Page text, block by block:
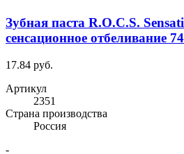
Зубная паста R.O.C.S.
сенсационное отбеливание
17.84 руб.
Артикул
2351
Cтрана производства
Россия
-